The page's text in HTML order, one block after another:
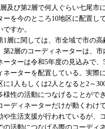
及び第2層で何人ぐらい七尾市
ーを今のところ10地区に配置し
すか。
1層に関しては、市全域で市の
第2層のコーディネーターは、
ーターは令和5年度の見込みで
ネーターを配置している。実際
に1人もしくは2人となると2～
様性の活動につなげることがで
ーディネーターだけが動くわけ
や生活支援が行われているが、
の活動につなげる際のコーディ